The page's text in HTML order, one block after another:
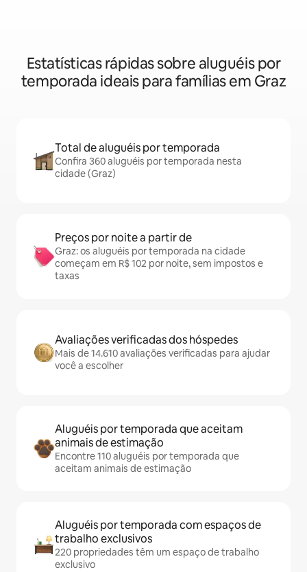
Estatísticas rápidas sobre aluguéis por
temporada ideais para famílias em Graz
Total de aluguéis por temporada
Confira 360 aluguéis por temporada nesta
cidade (Graz)
Preços por noite a partir de
Graz: os aluguéis por temporada na cidade
começam em R$ 102 por noite, sem impostos e
taxas
Avaliações verificadas dos hóspedes
Mais de 14.610 avaliações verificadas para ajudar
você a escolher
Aluguéis por temporada que aceitam
animais de estimação
Encontre 110 aluguéis por temporada que
aceitam animais de estimação
Aluguéis por temporada com espaços de
trabalho exclusivos
220 propriedades têm um espaço de trabalho
exclusivo